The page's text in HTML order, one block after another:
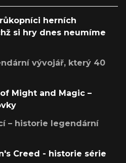
herních
si hry dnes neumíme
vývojář, který 40
Might and Magic –
– historie legendární
Creed - historie série